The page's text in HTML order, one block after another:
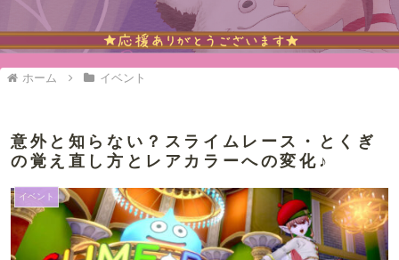
ホーム イベント
意外と知らない？スライムレース・とくぎ
の覚え直し方とレアカラーへの変化♪
イベント